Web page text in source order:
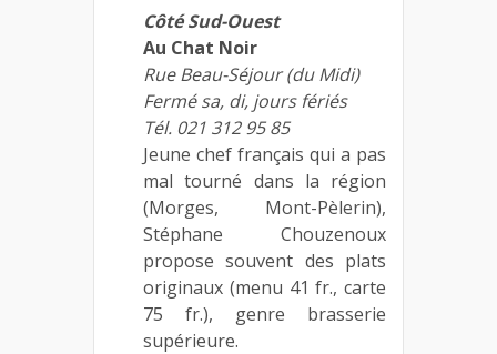
Côté Sud-Ouest
Au Chat Noir
Rue Beau-Séjour (du Midi)
Fermé sa, di, jours fériés
Tél. 021 312 95 85
Jeune chef français qui a pas
mal tourné dans la région
(Morges, Mont-Pèlerin),
Stéphane Chouzenoux
propose souvent des plats
originaux (menu 41 fr., carte
75 fr.), genre brasserie
supérieure.